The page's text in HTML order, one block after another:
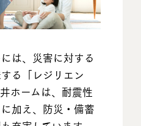
は、災害に対する
る「レジリエン
ホームは、耐震性
加え、防災・備蓄